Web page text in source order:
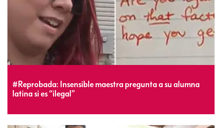
#Reprobada: Insensible maestra pregunta a su alumna
latina si es “ilegal”